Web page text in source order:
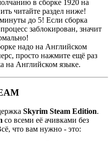
в сборке 1920 на
читайте раздел ниже!
до 5! Если сборка
заблокирован, значит
надо на Английском
просто нажмите ещё раз
на Английском языке.
Skyrim Steam Edition.
со всеми её ачивками без
что вам нужно - это: